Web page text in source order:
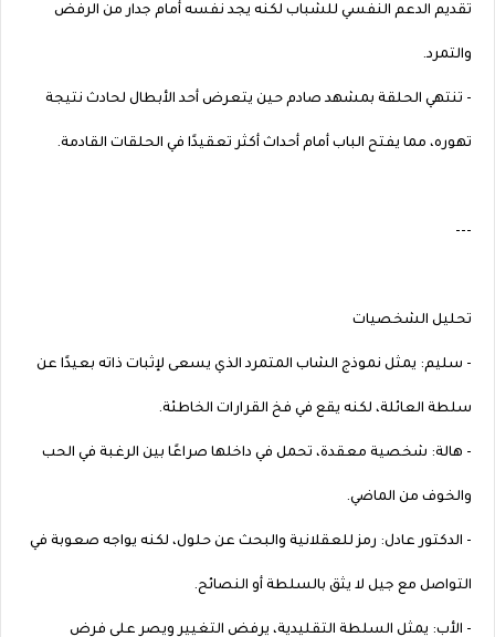
تقديم الدعم النفسي للشباب لكنه يجد نفسه أمام جدار من الرفض
والتمرد.
- تنتهي الحلقة بمشهد صادم حين يتعرض أحد الأبطال لحادث نتيجة
تهوره، مما يفتح الباب أمام أحداث أكثر تعقيدًا في الحلقات القادمة.
---
تحليل الشخصيات
- سليم: يمثل نموذج الشاب المتمرد الذي يسعى لإثبات ذاته بعيدًا عن
سلطة العائلة، لكنه يقع في فخ القرارات الخاطئة.
- هالة: شخصية معقدة، تحمل في داخلها صراعًا بين الرغبة في الحب
والخوف من الماضي.
- الدكتور عادل: رمز للعقلانية والبحث عن حلول، لكنه يواجه صعوبة في
التواصل مع جيل لا يثق بالسلطة أو النصائح.
- الأب: يمثل السلطة التقليدية، يرفض التغيير ويصر على فرض